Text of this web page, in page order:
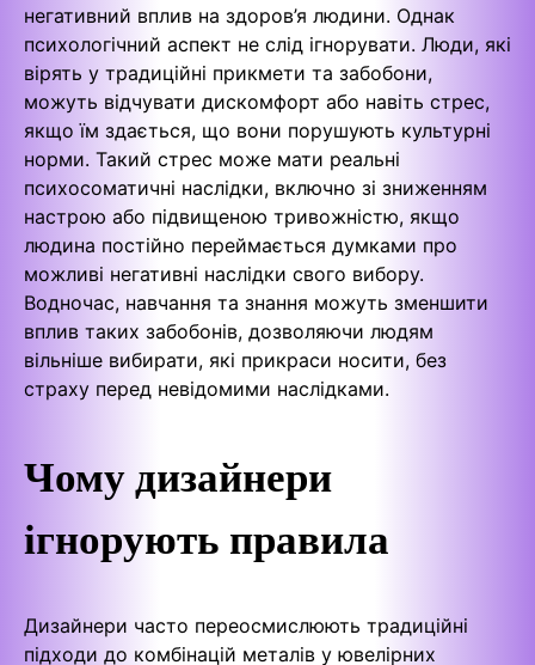
негативний вплив на здоров’я людини. Однак
психологічний аспект не слід ігнорувати. Люди, які
вірять у традиційні прикмети та забобони,
можуть відчувати дискомфорт або навіть стрес,
якщо їм здається, що вони порушують культурні
норми. Такий стрес може мати реальні
психосоматичні наслідки, включно зі зниженням
настрою або підвищеною тривожністю, якщо
людина постійно переймається думками про
можливі негативні наслідки свого вибору.
Водночас, навчання та знання можуть зменшити
вплив таких забобонів, дозволяючи людям
вільніше вибирати, які прикраси носити, без
страху перед невідомими наслідками.
Чому дизайнери
ігнорують правила
Дизайнери часто переосмислюють традиційні
підходи до комбінацій металів у ювелірних